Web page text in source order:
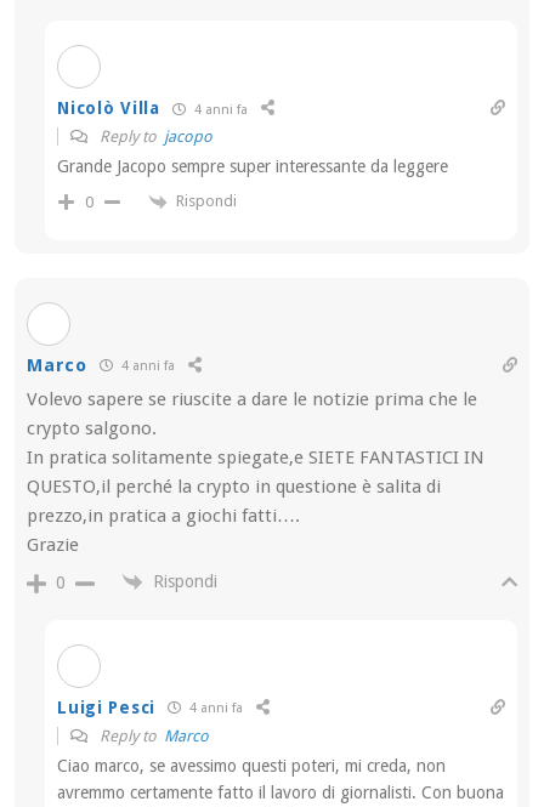
Nicolò Villa 4 anni fa
Reply to jacopo
Grande Jacopo sempre super interessante da leggere
0 Rispondi
Marco 4 anni fa
Volevo sapere se riuscite a dare le notizie prima che le
crypto salgono.
In pratica solitamente spiegate,e SIETE FANTASTICI IN
QUESTO,il perché la crypto in questione è salita di
prezzo,in pratica a giochi fatti….
Grazie
0 Rispondi
Luigi Pesci 4 anni fa
Reply to Marco
Ciao marco, se avessimo questi poteri, mi creda, non
avremmo certamente fatto il lavoro di giornalisti. Con buona